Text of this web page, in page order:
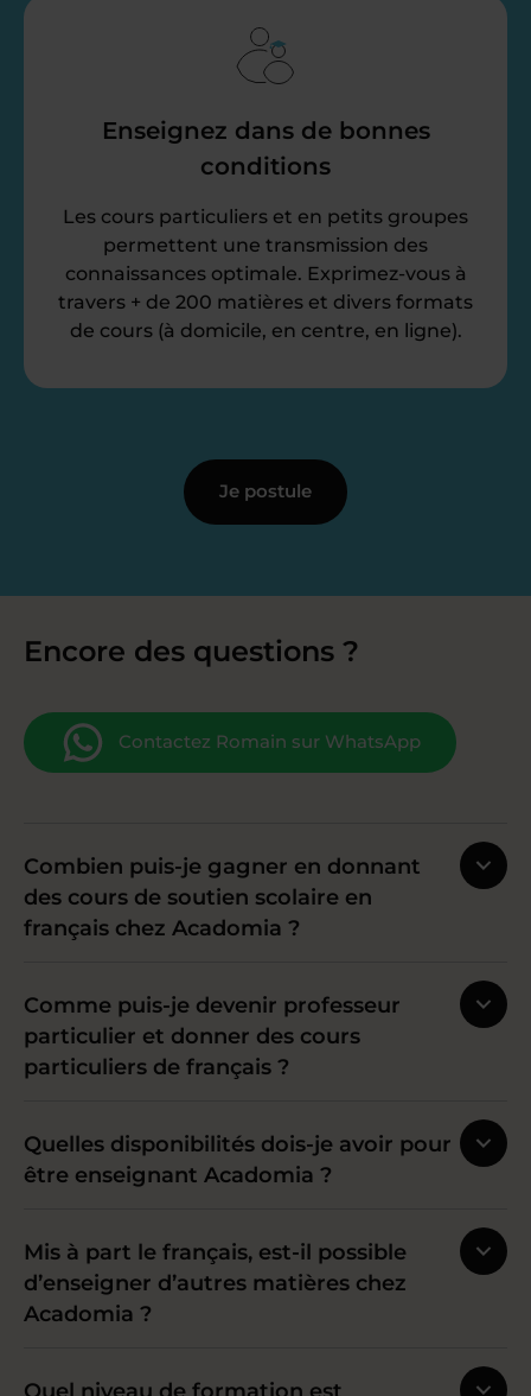
Enseignez dans de bonnes
conditions
Les cours particuliers et en petits groupes
permettent une transmission des
connaissances optimale. Exprimez-vous à
travers + de 200 matières et divers formats
de cours (à domicile, en centre, en ligne).
Je postule
Encore des questions ?
Contactez Romain sur WhatsApp
Combien puis-je gagner en donnant
des cours de soutien scolaire en
français chez Acadomia ?
Comme puis-je devenir professeur
particulier et donner des cours
particuliers de français ?
Quelles disponibilités dois-je avoir pour
être enseignant Acadomia ?
Mis à part le français, est-il possible
d’enseigner d’autres matières chez
Acadomia ?